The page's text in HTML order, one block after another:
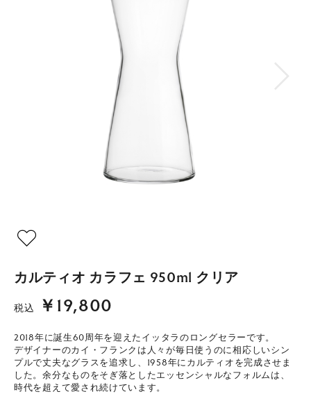
カルティオ カラフェ 950ml クリア
税込 ￥19,800
2018年に誕生60周年を迎えたイッタラのロングセラーです。
デザイナーのカイ・フランクは人々が毎日使うのに相応しいシン
プルで丈夫なグラスを追求し、1958年にカルティオを完成させま
した。余分なものをそぎ落としたエッセンシャルなフォルムは、
時代を超えて愛され続けています。